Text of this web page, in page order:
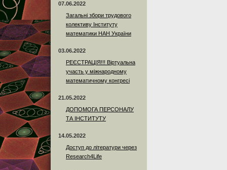
07.06.2022
Загальні збори трудового
колективу Інституту
математики НАН України
03.06.2022
РЕЄСТРАЦІЯ!!! Віртуальна
участь у міжнародному
математичному конгресі
21.05.2022
ДОПОМОГА ПЕРСОНАЛУ
ТА ІНСТИТУТУ
14.05.2022
Доступ до літератури через
Research4Life